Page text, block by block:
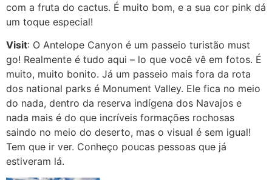
com a fruta do cactus. É muito bom, e a sua cor pink dá
um toque especial!
Visit: O Antelope Canyon é um passeio turistão must
go! Realmente é tudo aqui – lo que você vê em fotos. É
muito, muito bonito. Já um passeio mais fora da rota
dos national parks é Monument Valley. Ele fica no meio
do nada, dentro da reserva indígena dos Navajos e
nada mais é do que incríveis formações rochosas
saindo no meio do deserto, mas o visual é sem igual!
Tem que ir ver. Conheço poucas pessoas que já
estiveram lá.